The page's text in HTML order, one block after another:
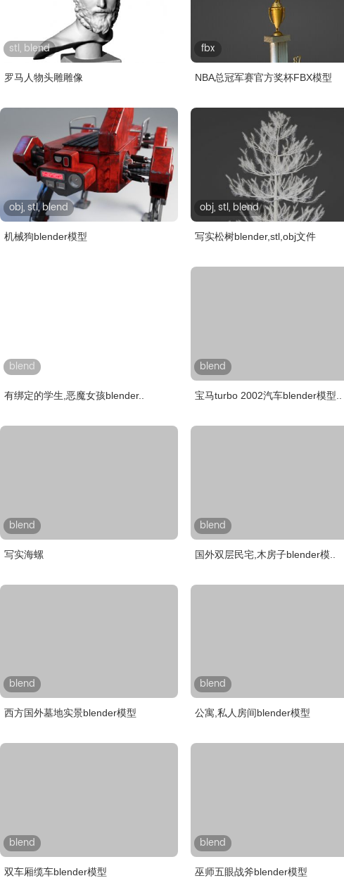
stl, blend
罗马人物头雕雕像
fbx
NBA总冠军赛官方奖杯FBX模型
obj, stl, blend
机械狗blender模型
obj, stl, blend
写实松树blender,stl,obj文件
blend
有绑定的学生,恶魔女孩blender..
blend
宝马turbo 2002汽车blender模型..
blend
写实海螺
blend
国外双层民宅,木房子blender模..
blend
西方国外墓地实景blender模型
blend
公寓,私人房间blender模型
blend
双车厢缆车blender模型
blend
巫师五眼战斧blender模型